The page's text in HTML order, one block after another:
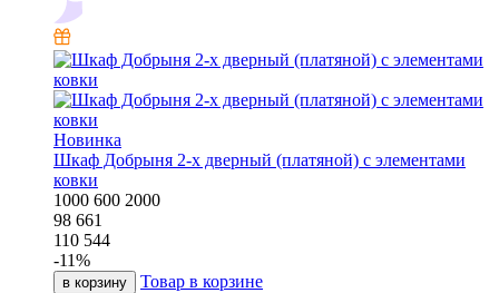
Новинка
Шкаф Добрыня 2-х дверный (платяной) с элементами
ковки
1000 600 2000
98 661
110 544
-11%
в корзину Товар в корзине